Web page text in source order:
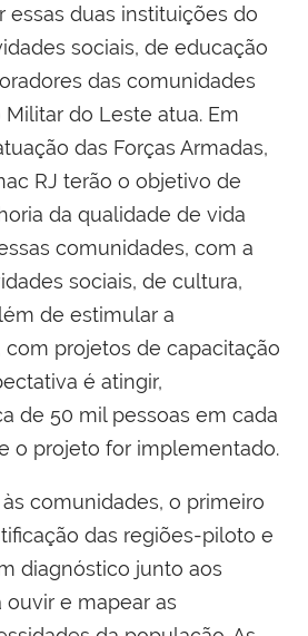
essas duas instituições do
sociais, de educação
das comunidades
do Leste atua. Em
das Forças Armadas,
RJ terão o objetivo de
da qualidade de vida
comunidades, com a
sociais, de cultura,
de estimular a
projetos de capacitação
é atingir,
de 50 mil pessoas em cada
o projeto for implementado.
comunidades, o primeiro
das regiões-piloto e
diagnóstico junto aos
ouvir e mapear as